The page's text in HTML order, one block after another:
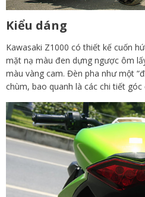
Kiểu dáng
Kawasaki Z1000 có thiết kế cuốn
mặt nạ màu đen dựng ngược ôm
màu vàng cam. Đèn pha như một
chùm, bao quanh là các chi tiết góc